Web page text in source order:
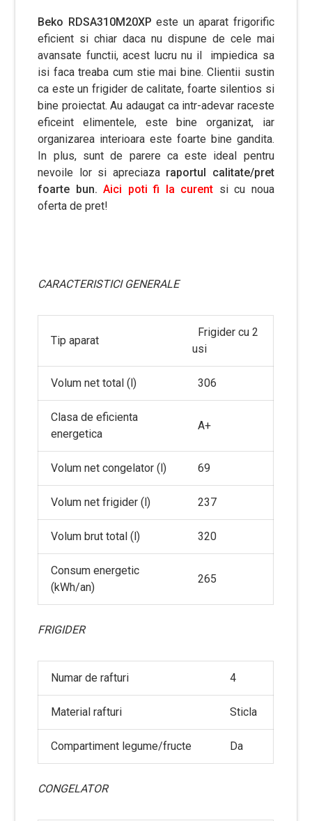
Beko RDSA310M20XPeste un aparat frigorific
eficient si chiar daca nu dispune de cele mai
avansate functii, acest lucru nu il impiedica sa
isi faca treaba cum stie mai bine. Clientii sustin
ca este un frigider de calitate, foarte silentios si
bine proiectat. Au adaugat ca intr-adevar raceste
eficeint elimentele, este bine organizat, iar
organizarea interioara este foarte bine gandita.
In plus, sunt de parere ca este ideal pentru
nevoile lor si apreciaza raportul calitate/pret
foarte bun.Aici poti fi la curent si cu noua
oferta de pret!
CARACTERISTICI GENERALE
Tip aparat
Frigider cu 2
usi
Volum net total (l) 306
Clasa de eficienta
energetica
A+
Volum net congelator (l) 69
Volum net frigider (l) 237
Volum brut total (l) 320
Consum energetic
(kWh/an)
265
FRIGIDER
Numar de rafturi 4
Material rafturi Sticla
Compartiment legume/fructe Da
CONGELATOR